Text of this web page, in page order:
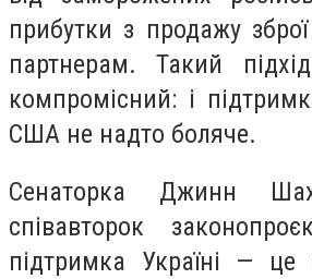
прибутки з продажу
партнерам. Такий
компромісний: і
США не надто боляче.
Сенаторка Джинн
співавторок
підтримка Україні — це